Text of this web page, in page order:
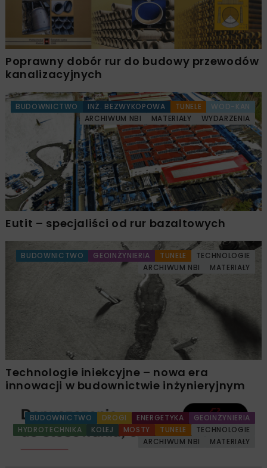
Poprawny dobór rur do budowy przewodów
kanalizacyjnych
BUDOWNICTWO INŻ. BEZWYKOPOWA TUNELE
WOD-KAN
ARCHIWUM NBI
MATERIAŁY WYDARZENIA
Eutit – specjaliści od rur bazaltowych
BUDOWNICTWO GEOINŻYNIERIA TUNELE
TECHNOLOGIE
ARCHIWUM NBI
MATERIAŁY
Technologie iniekcyjne – nowa era
innowacji w budownictwie inżynieryjnym
BUDOWNICTWO DROGI ENERGETYKA
GEOINŻYNIERIA
HYDROTECHNIKA
KOLEJ MOSTY TUNELE
TECHNOLOGIE
ARCHIWUM NBI
MATERIAŁY